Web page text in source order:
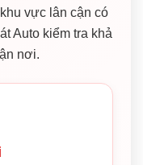
vực lân cận có
Auto kiểm tra khả
nơi.